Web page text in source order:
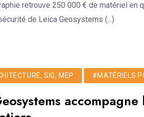
retrouve 250 000 € de matériel en
de Leica Geosystems (...)
SIG, MEP #MATÉRIELS